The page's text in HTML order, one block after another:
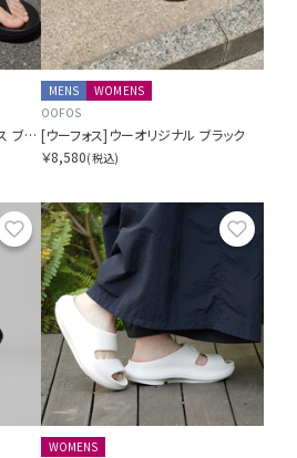
[ウーフォス]ウーオリジナルプラス ブラック
MENS
WOMENS
OOFOS
[ウーフォス]ウーオリジナル ブラック
￥8,580(税込)
お気に入り
WOMENS